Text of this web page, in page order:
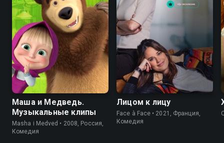
Маша и Медведь.
Музыкальные клипы
Masha i Medved • 2008, Россия,
Комедия
Лицом к лицу
Face à Face • 2021, Франция,
Комедия